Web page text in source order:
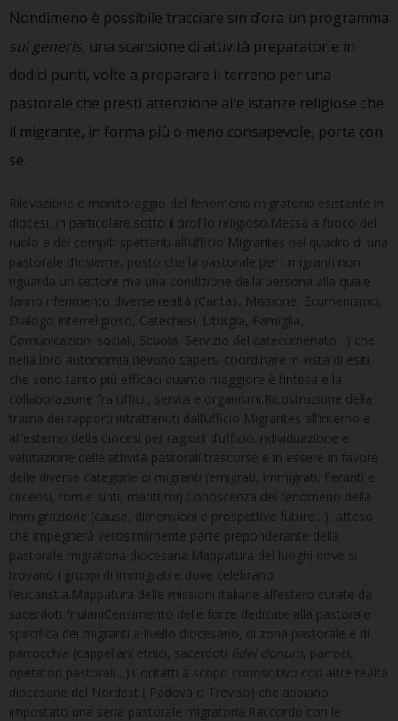
Nondimeno è possibile tracciare sin d’ora un programma
sui generis, una scansione di attività preparatorie in
dodici punti, volte a preparare il terreno per una
pastorale che presti attenzione alle istanze religiose che
il migrante, in forma più o meno consapevole, porta con
sé.
Rilevazione e monitoraggio del fenomeno migratorio esistente in
diocesi, in particolare sotto il profilo religioso.Messa a fuoco del
ruolo e dei compiti spettanti all’ufficio Migrantes nel quadro di una
pastorale d’insieme, posto che la pastorale per i migranti non
riguarda un settore ma una condizione della persona alla quale
fanno riferimento diverse realtà (Caritas, Missione, Ecumenismo,
Dialogo interreligioso, Catechesi, Liturgia, Famiglia,
Comunicazioni sociali, Scuola, Servizio del catecumenato…) che
nella loro autonomia devono sapersi coordinare in vista di esiti
che sono tanto più efficaci quanto maggiore è l’intesa e la
collaborazione fra uffici , servizi e organismi.Ricostruzione della
trama dei rapporti intrattenuti dall’ufficio Migrantes all’interno e
all’esterno della diocesi per ragioni d’ufficio.Individuazione e
valutazione delle attività pastorali trascorse e in essere in favore
delle diverse categorie di migranti (emigrati, immigrati, fieranti e
circensi, rom e sinti, marittimi).Conoscenza del fenomeno della
immigrazione (cause, dimensioni e prospettive future…), atteso
che impegnerà verosimilmente parte preponderante della
pastorale migratoria diocesana.Mappatura dei luoghi dove si
trovano i gruppi di immigrati e dove celebrano
l’eucaristia.Mappatura delle missioni italiane all’estero curate da
sacerdoti friulaniCensimento delle forze dedicate alla pastorale
specifica dei migranti a livello diocesano, di zona pastorale e di
parrocchia (cappellani etnici, sacerdoti fidei donum , parroci,
operatori pastorali…).Contatti a scopo conoscitivo con altre realtà
diocesane del Nordest ( Padova o Treviso) che abbiano
impostato una seria pastorale migratoria.Raccordo con le